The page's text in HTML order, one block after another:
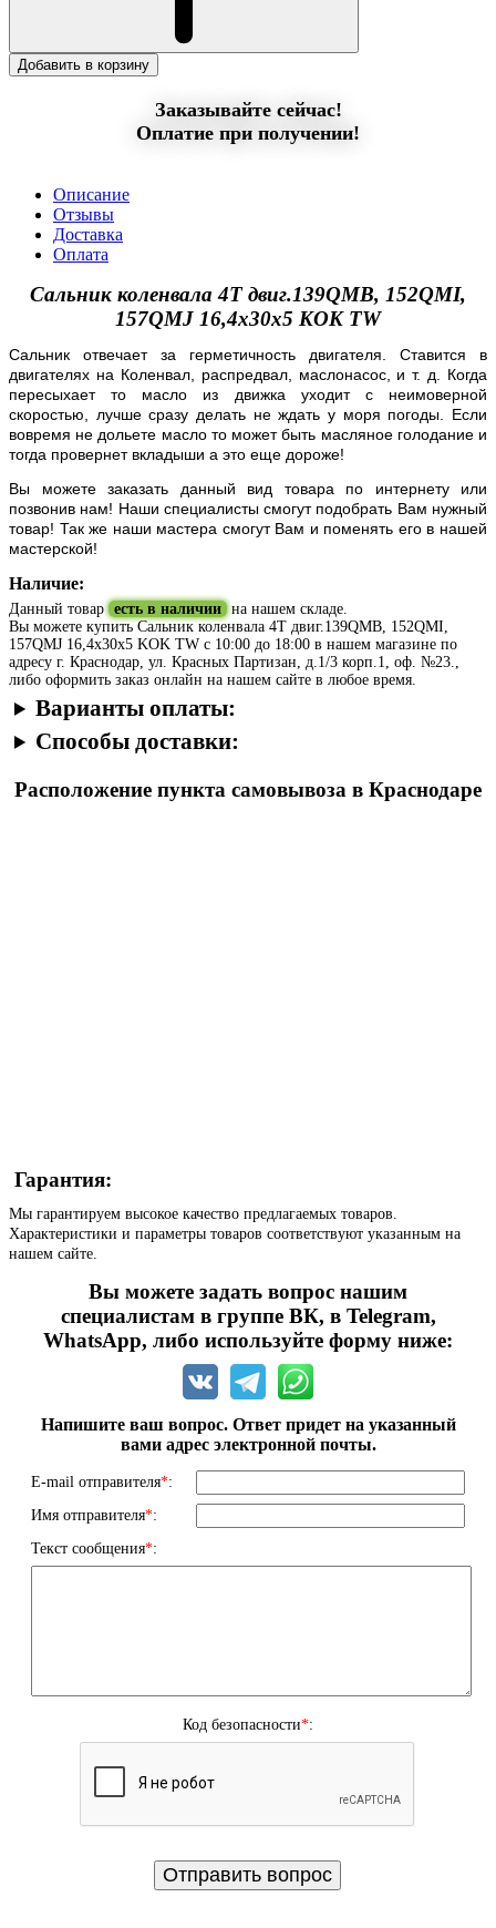
Добавить в корзину
Заказывайте сейчас!
Оплатие при получении!
Описание
Отзывы
Доставка
Оплата
Сальник коленвала 4T двиг.139QMB, 152QMI,
157QMJ 16,4x30x5 KOK TW
Сальник отвечает за герметичность двигателя. Ставится в
двигателях на Коленвал, распредвал, маслонасос, и т. д. Когда
пересыхает то масло из движка уходит с неимоверной
скоростью, лучше сразу делать не ждать у моря погоды. Если
вовремя не дольете масло то может быть масляное голодание и
тогда провернет вкладыши а это еще дороже!
Вы можете заказать данный вид товара по интернету или
позвонив нам! Наши специалисты смогут подобрать Вам нужный
товар! Так же наши мастера смогут Вам и поменять его в нашей
мастерской!
Наличие:
Данный товар есть в наличии на нашем складе.
Вы можете купить Сальник коленвала 4T двиг.139QMB, 152QMI,
157QMJ 16,4x30x5 KOK TW с 10:00 до 18:00 в нашем магазине по
адресу г. Краснодар, ул. Красных Партизан, д.1/3 корп.1, оф. №23.,
либо оформить заказ онлайн на нашем сайте в любое время.
Варианты оплаты:
Способы доставки:
Расположение пункта самовывоза в Краснодаре
Гарантия:
Мы гарантируем высокое качество предлагаемых товаров.
Характеристики и параметры товаров соответствуют указанным на
нашем сайте.
Вы можете задать вопрос нашим
специалистам в группе ВК, в Telegram,
WhatsApp, либо используйте форму ниже:
Напишите ваш вопрос. Ответ придет на указанный
вами адрес электронной почты.
E-mail отправителя*:
Имя отправителя*:
Текст сообщения*:
Код безопасности*: